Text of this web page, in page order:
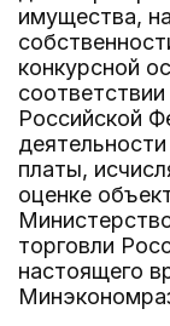
имущества,
конкурсной
Российской
платы,
оценке
торговли
настоящего